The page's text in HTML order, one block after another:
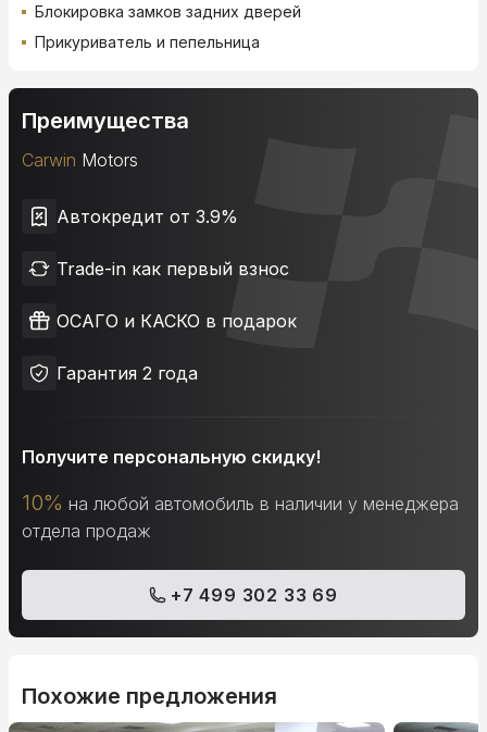
Блокировка замков задних дверей
Прикуриватель и пепельница
Преимущества
Carwin Motors
Автокредит от 3.9%
Trade-in как первый взнос
ОСАГО и КАСКО в подарок
Гарантия 2 года
Получите персональную скидку!
10% на любой автомобиль в наличии у менеджера
отдела продаж
+7 499 302 33 69
Похожие предложения